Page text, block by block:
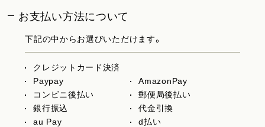
お支払い方法について
下記の中からお選びいただけます。
クレジットカード決済
Paypay
AmazonPay
コンビニ後払い
郵便局後払い
銀行振込
代金引換
au Pay
d払い